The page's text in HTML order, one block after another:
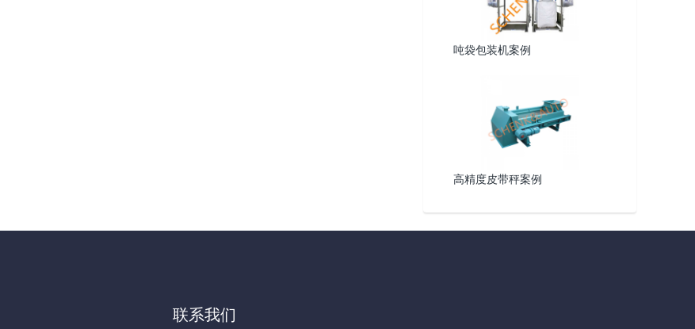
吨袋包装机案例
高精度皮带秤案例
联系我们